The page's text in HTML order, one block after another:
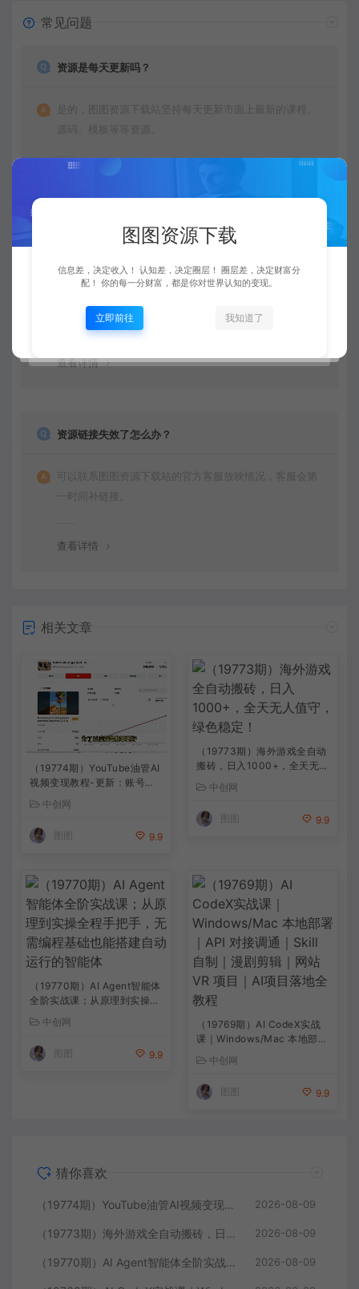
常见问题
资源是每天更新吗？
是的，图图资源下载站坚持每天更新市面上最新的课程、
源码、模板等等资源。
不接受退款申请。望周知。
查看详情
资源链接失效了怎么办？
可以联系图图资源下载站的官方客服放映情况，客服会第
一时间补链接。
查看详情
相关文章
（19774期）YouTube油管AI
视频变现教程-更新：账号搭
建×AI成片×去重限流解决方
案×YPP变现×AI真人生成×人
物一致性
中创网
9.9
（19773期）海外游戏全自动
搬砖，日入1000+，全天无人
值守，绿色稳定！
中创网
9.9
（19770期）AI Agent智能体
全阶实战课；从原理到实操全
程手把手，无需编程基础也能
搭建自动运行的智能体
中创网
9.9
（19769期）AI CodeX实战
课｜Windows/Mac 本地部署
｜API 对接调通｜Skill 自制
｜漫剧剪辑｜网站 VR 项目｜
AI项目落地全教程
中创网
9.9
猜你喜欢
（19774期）YouTube油管AI视频变现教程-更新：账号搭建×AI成片×去重限流解决方案×YPP变现×AI真人生成×人物一致性 2026-08-09
（19773期）海外游戏全自动搬砖，日入1000+，全天无人值守，绿色稳定！ 2026-08-09
（19770期）AI Agent智能体全阶实战课；从原理到实操全程手把手，无需编程基础也能搭建自动运行的智能体 2026-08-09
图图资源下载
信息差，决定收入！ 认知差，决定圈层！ 圈层差，决定财富分
配！ 你的每一分财富，都是你对世界认知的变现。
立即前往 我知道了